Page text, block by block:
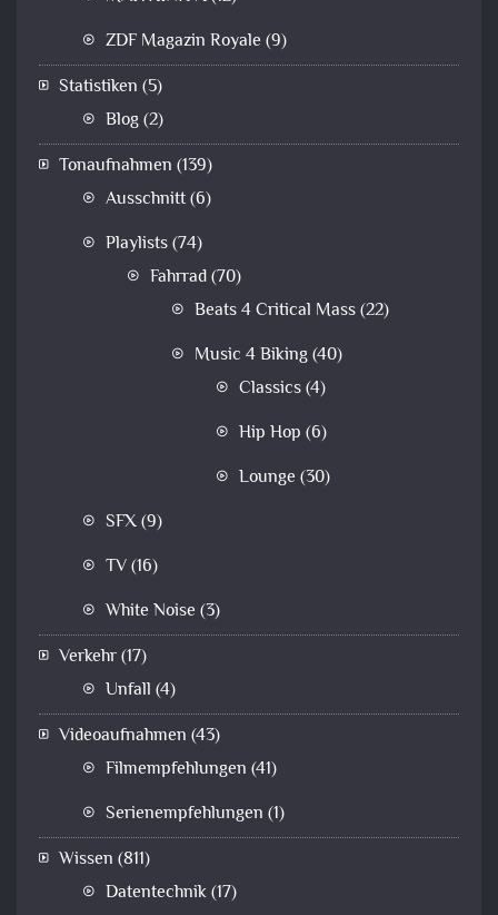
ZDF Magazin Royale (9)
Statistiken (5)
Blog(2)
Tonaufnahmen (139)
Ausschnitt(6)
Playlists(74)
Fahrrad(70)
Beats 4 Critical Mass(22)
Music 4 Biking(40)
Classics(4)
Hip Hop (6)
Lounge (30)
SFX(9)
TV(16)
White Noise (3)
Verkehr(17)
Unfall (4)
Videoaufnahmen (43)
Filmempfehlungen (41)
Serienempfehlungen (1)
Wissen (811)
Datentechnik(17)